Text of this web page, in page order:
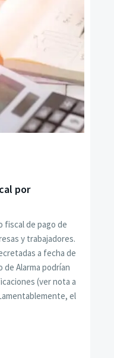
por
fiscal de pago de
y trabajadores.
a fecha de
de Alarma podrían
(ver nota a
el